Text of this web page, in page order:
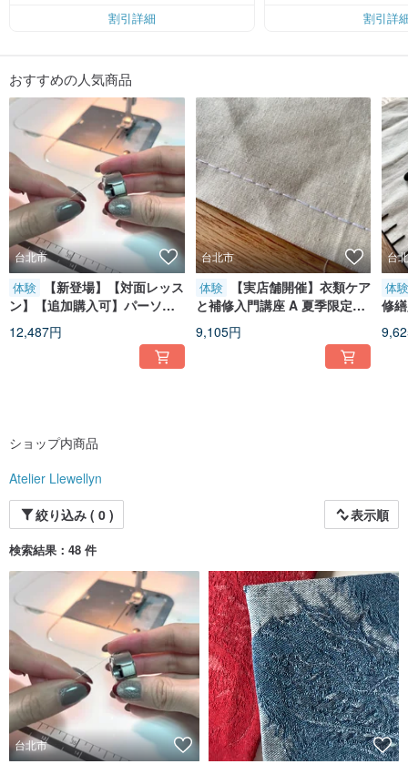
custom and small-batch women’s fashion, expanding to include handmade
accessories, sewing and embroidery courses, curated selections, and image
each piece an extension of personal style.
Each garment and accessory adheres to the philosophy of "cherishing and
sustainability," where meticulous craftsmanship transforms every stitch into a
record of time and emotion. This is not only a tribute to craftsmanship but also a
way of life, offering a unique aesthetic experience for those who appreciate
details and stories.
Since 2019, Atelier Llewellyn has diversified its development, launching
handmade accessory collections, womenswear and shoes on design platforms
such as Pinkoi and Creema. The brand also shares the designer’s expertise
and passion through educational courses, guiding students from basic hand
sewing to embroidery techniques. These courses allow each student to explore
the charm of various textile crafts and discover their own creativity and
confidence in the process.
Atelier Llewellyn is more than just a brand — it is a journey that brings dreams
garments, accessories, or each lesson in the classroom, it is a place where
ideals are transformed into practice.
Professional Experience
2020
Festival workshop
“Scent & Hand-Sewn Sachet” Workshop
・Designed and produced tea house aprons for the Taiwanese tea brand 7
Tea House.
・Worked in Taiwanese womenswear brands, fashion trend forecasting
companies,
and garment export companies
2009
・Backstage Dresser, London Bridal Exhibition
2007–2008
・Internship at London-based designer label Louise Goldin
・Backstage crew member for three seasons of London Fashion Week shows
with Louise Goldin
Education
割引詳細
割引詳
おすすめの人気商品
台北市
体験
【新登場】【対面レッス
ン】【追加購入可】パーソナ
ルミシン操作指導 マンツーマ
ンレッスン
12,487円
台北市
体験
【実店舗開催】衣類ケア
と補修入門講座 A 夏季限定少
人数制ワークショップ
9,105円
台
体
修
ショップ内商品
Atelier Llewellyn
絞り込み ( 0 )
表示順
検索結果：48 件
台北市